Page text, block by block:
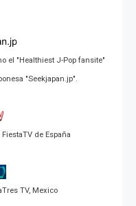
el "Healthiest J-Pop fansite"
"Seekjapan.jp".
de España
TV, Mexico